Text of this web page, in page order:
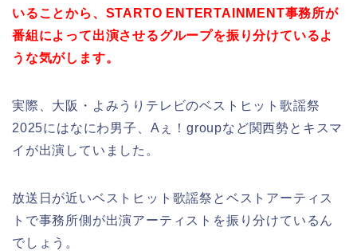
いることから、STARTO ENTERTAINMENT事務所が
番組によって出演させるグループを振り分けているよ
うな気がします。
実際、大阪・よみうりテレビのベストヒット歌謡祭
2025にはなにわ男子、Aぇ！groupなど関西勢とキスマ
イが出演していました。
放送日が近いベストヒット歌謡祭とベストアーティス
トで事務所側が出演アーティストを振り分けているん
でしょう。